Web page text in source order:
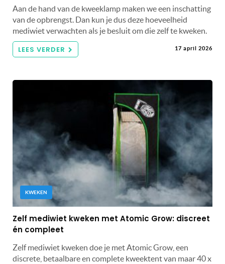
Aan de hand van de kweeklamp maken we een inschatting
van de opbrengst. Dan kun je dus deze hoeveelheid
mediwiet verwachten als je besluit om die zelf te kweken.
LEES VERDER 17 april 2026
KWEKEN
Zelf mediwiet kweken met Atomic Grow: discreet
én compleet
Zelf mediwiet kweken doe je met Atomic Grow, een
discrete, betaalbare en complete kweektent van maar 40 x